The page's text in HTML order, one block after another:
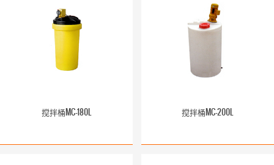
搅拌桶MC-180L 搅拌桶MC-200L